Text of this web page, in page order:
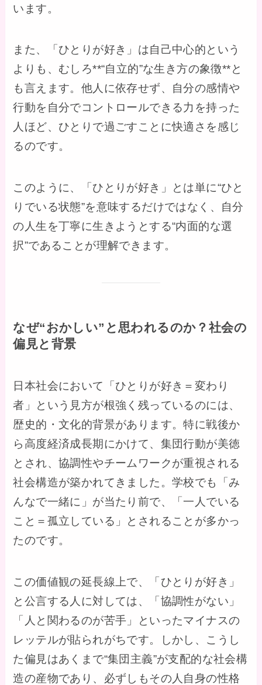
います。
また、「ひとりが好き」は自己中心的という
よりも、むしろ**“自立的”な生き方の象徴**と
も言えます。他人に依存せず、自分の感情や
行動を自分でコントロールできる力を持った
人ほど、ひとりで過ごすことに快適さを感じ
るのです。
このように、「ひとりが好き」とは単に“ひと
りでいる状態”を意味するだけではなく、自分
の人生を丁寧に生きようとする“内面的な選
択”であることが理解できます。
なぜ“おかしい”と思われるのか？社会の
偏見と背景
日本社会において「ひとりが好き＝変わり
者」という見方が根強く残っているのには、
歴史的・文化的背景があります。特に戦後か
ら高度経済成長期にかけて、集団行動が美徳
とされ、協調性やチームワークが重視される
社会構造が築かれてきました。学校でも「み
んなで一緒に」が当たり前で、「一人でいる
こと＝孤立している」とされることが多かっ
たのです。
この価値観の延長線上で、「ひとりが好き」
と公言する人に対しては、「協調性がない」
「人と関わるのが苦手」といったマイナスの
レッテルが貼られがちです。しかし、こうし
た偏見はあくまで“集団主義”が支配的な社会構
造の産物であり、必ずしもその人自身の性格